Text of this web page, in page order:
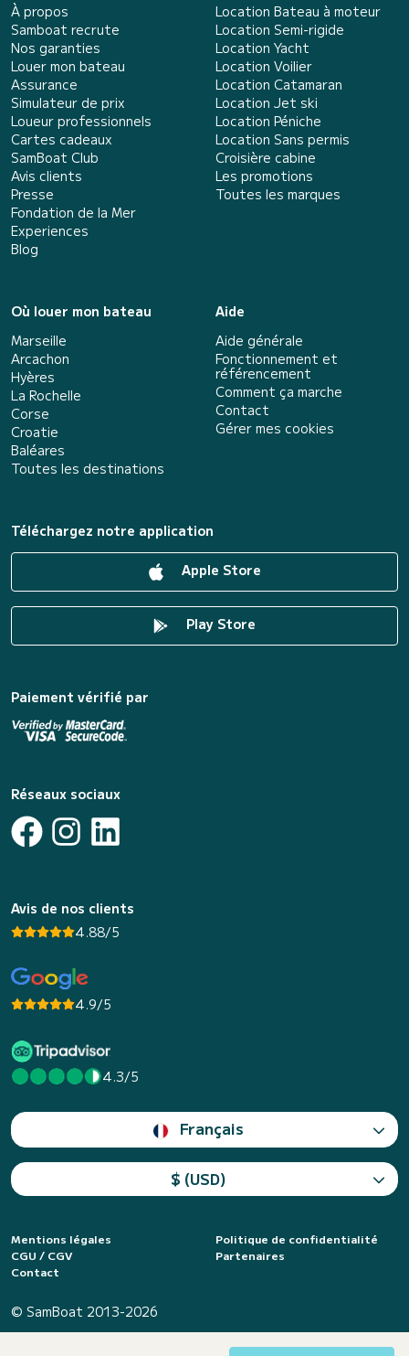
À propos
Samboat recrute
Nos garanties
Louer mon bateau
Assurance
Simulateur de prix
Loueur professionnels
Cartes cadeaux
SamBoat Club
Avis clients
Presse
Fondation de la Mer
Experiences
Blog
Location Bateau à moteur
Location Semi-rigide
Location Yacht
Location Voilier
Location Catamaran
Location Jet ski
Location Péniche
Location Sans permis
Croisière cabine
Les promotions
Toutes les marques
Où louer mon bateau
Marseille
Arcachon
Hyères
La Rochelle
Corse
Croatie
Baléares
Toutes les destinations
Aide
Aide générale
Fonctionnement et
référencement
Comment ça marche
Contact
Gérer mes cookies
Téléchargez notre application
Apple Store
Play Store
Paiement vérifié par
Réseaux sociaux
Avis de nos clients
4.88/5
4.9/5
4.3/5
Français
$ (USD)
Mentions légales
Politique de confidentialité
CGU / CGV
Partenaires
Contact
© SamBoat 2013-2026